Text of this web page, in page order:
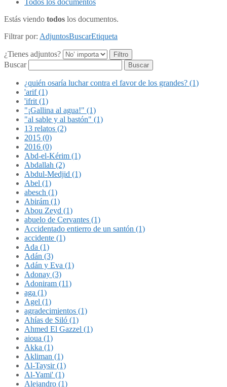
Todos los documentos
Estás viendo todos los documentos.
Filtrar por: AdjuntosBuscarEtiqueta
¿Tienes adjuntos?
Buscar
¿quién osaría luchar contra el favor de los grandes? (1)
'arif (1)
'ifrit (1)
"¡Gallina al agua!" (1)
"al sable y al bastón" (1)
13 relatos (2)
2015 (0)
2016 (0)
Abd-el-Kérim (1)
Abdallah (2)
Abdul-Medjid (1)
Abel (1)
abesch (1)
Abirám (1)
Abou Zeyd (1)
abuelo de Cervantes (1)
Accidentado entierro de un santón (1)
accidente (1)
Ada (1)
Adán (3)
Adán y Eva (1)
Adonay (3)
Adoniram (11)
aga (1)
Agel (1)
agradecimientos (1)
Ahías de Siló (1)
Ahmed El Gazzel (1)
aioua (1)
Akka (1)
Akliman (1)
Al-Taysir (1)
Al-Yami' (1)
Alejandro (1)